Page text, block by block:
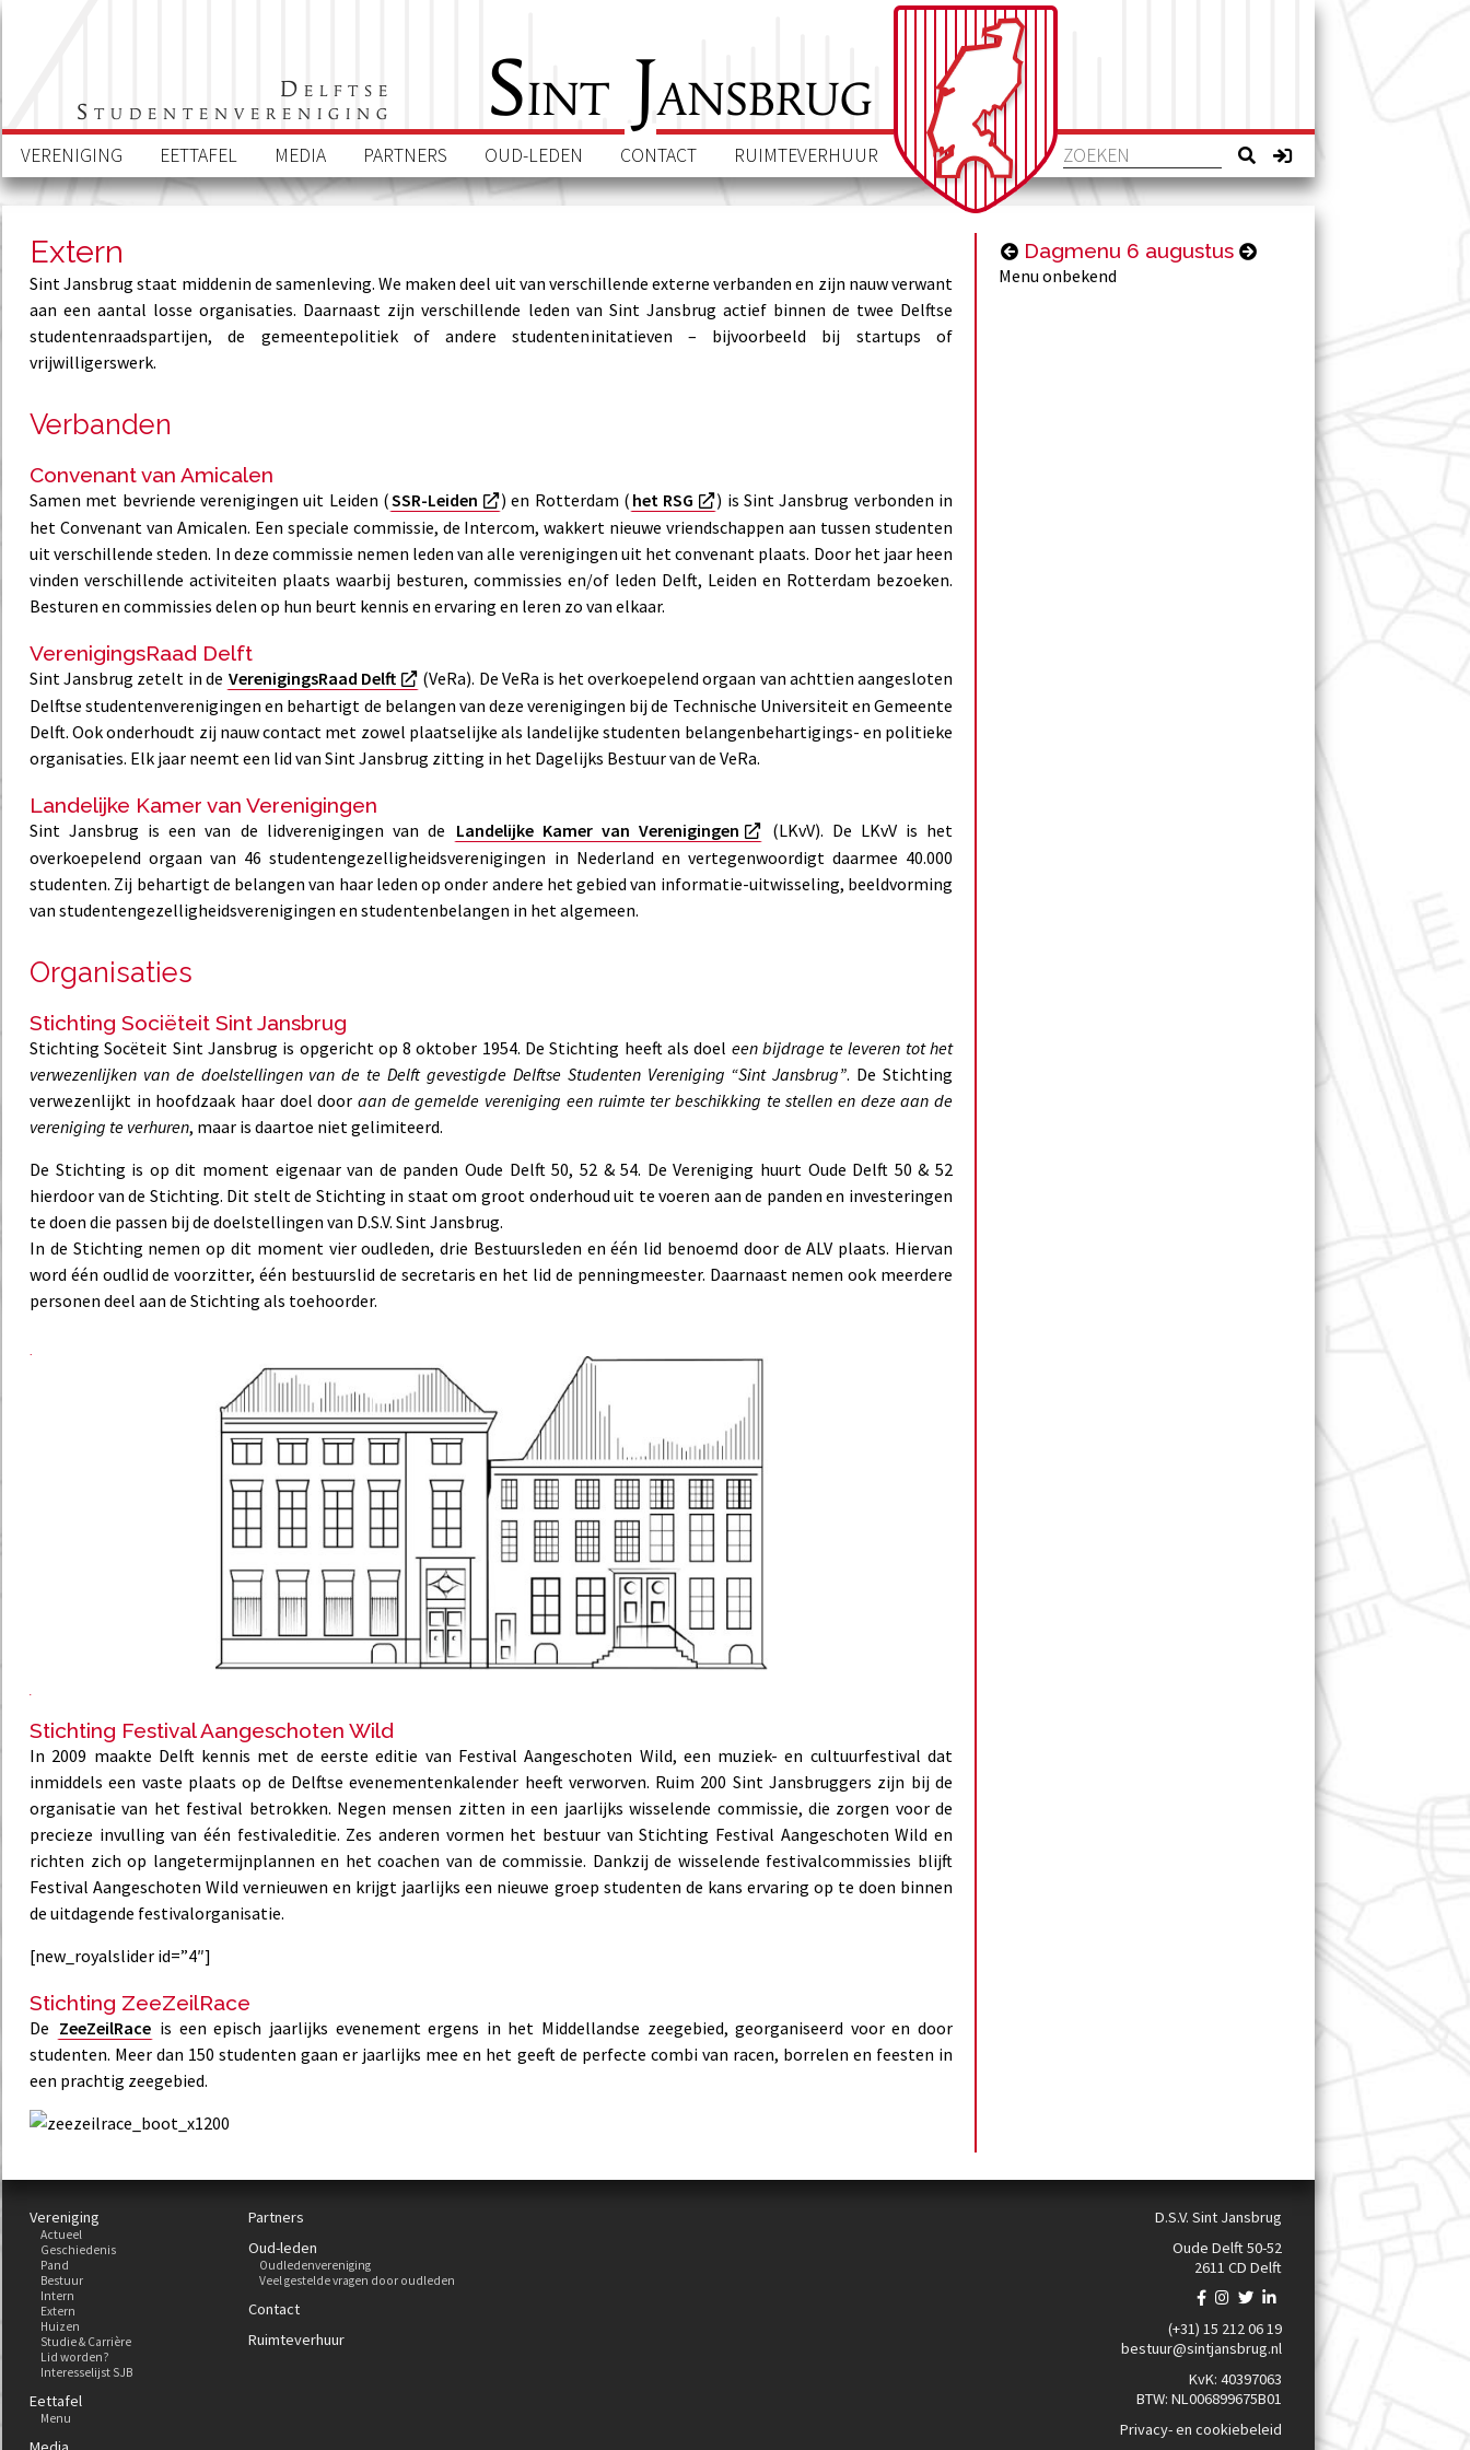
Delftse
Studentenvereniging
Sint Jansbrug
VERENIGING EETTAFEL MEDIA PARTNERS OUD-LEDEN CONTACT RUIMTEVERHUUR
Extern
Sint Jansbrug staat middenin de samenleving. We maken deel uit van verschillende externe verbanden en zijn nauw verwant
aan een aantal losse organisaties. Daarnaast zijn verschillende leden van Sint Jansbrug actief binnen de twee Delftse
studentenraadspartijen, de gemeentepolitiek of andere studenteninitatieven – bijvoorbeeld bij startups of
vrijwilligerswerk.
Verbanden
Convenant van Amicalen
Samen met bevriende verenigingen uit Leiden (SSR-Leiden ) en Rotterdam ( het RSG
) is Sint Jansbrug verbonden in
het Convenant van Amicalen. Een speciale commissie, de Intercom, wakkert nieuwe vriendschappen aan tussen studenten
uit verschillende steden. In deze commissie nemen leden van alle verenigingen uit het convenant plaats. Door het jaar heen
vinden verschillende activiteiten plaats waarbij besturen, commissies en/of leden Delft, Leiden en Rotterdam bezoeken.
Besturen en commissies delen op hun beurt kennis en ervaring en leren zo van elkaar.
VerenigingsRaad Delft
Sint Jansbrug zetelt in de VerenigingsRaad Delft
(VeRa). De VeRa is het overkoepelend orgaan van achttien aangesloten
Delftse studentenverenigingen en behartigt de belangen van deze verenigingen bij de Technische Universiteit en Gemeente
Delft. Ook onderhoudt zij nauw contact met zowel plaatselijke als landelijke studenten belangenbehartigings- en politieke
organisaties. Elk jaar neemt een lid van Sint Jansbrug zitting in het Dagelijks Bestuur van de VeRa.
Landelijke Kamer van Verenigingen
Sint Jansbrug is een van de lidverenigingen van de Landelijke Kamer van Verenigingen
(LKvV). De LKvV is het
overkoepelend orgaan van 46 studentengezelligheidsverenigingen in Nederland en vertegenwoordigt daarmee 40.000
studenten. Zij behartigt de belangen van haar leden op onder andere het gebied van informatie-uitwisseling, beeldvorming
van studentengezelligheidsverenigingen en studentenbelangen in het algemeen.
Organisaties
Stichting Sociëteit Sint Jansbrug
Stichting Socëteit Sint Jansbrug is opgericht op 8 oktober 1954. De Stichting heeft als doel een bijdrage te leveren tot het
verwezenlijken van de doelstellingen van de te Delft gevestigde Delftse Studenten Vereniging “Sint Jansbrug”. De Stichting
verwezenlijkt in hoofdzaak haar doel dooraan de gemelde vereniging een ruimte ter beschikking te stellen en deze aan de
vereniging te verhuren, maar is daartoe niet gelimiteerd.
De Stichting is op dit moment eigenaar van de panden Oude Delft 50, 52 & 54. De Vereniging huurt Oude Delft 50 & 52
hierdoor van de Stichting. Dit stelt de Stichting in staat om groot onderhoud uit te voeren aan de panden en investeringen
te doen die passen bij de doelstellingen van D.S.V. Sint Jansbrug.
In de Stichting nemen op dit moment vier oudleden, drie Bestuursleden en één lid benoemd door de ALV plaats. Hiervan
word één oudlid de voorzitter, één bestuurslid de secretaris en het lid de penningmeester. Daarnaast nemen ook meerdere
personen deel aan de Stichting als toehoorder.
Stichting Festival Aangeschoten Wild
In 2009 maakte Delft kennis met de eerste editie van Festival Aangeschoten Wild, een muziek- en cultuurfestival dat
inmiddels een vaste plaats op de Delftse evenementenkalender heeft verworven. Ruim 200 Sint Jansbruggers zijn bij de
organisatie van het festival betrokken. Negen mensen zitten in een jaarlijks wisselende commissie, die zorgen voor de
precieze invulling van één festivaleditie. Zes anderen vormen het bestuur van Stichting Festival Aangeschoten Wild en
richten zich op langetermijnplannen en het coachen van de commissie. Dankzij de wisselende festivalcommissies blijft
Festival Aangeschoten Wild vernieuwen en krijgt jaarlijks een nieuwe groep studenten de kans ervaring op te doen binnen
de uitdagende festivalorganisatie.
[new_royalslider id=”4″]
Stichting ZeeZeilRace
De ZeeZeilRace is een episch jaarlijks evenement ergens in het Middellandse zeegebied, georganiseerd voor en door
studenten. Meer dan 150 studenten gaan er jaarlijks mee en het geeft de perfecte combi van racen, borrelen en feesten in
een prachtig zeegebied.
Dagmenu 6 augustus
Menu onbekend
Vereniging
Actueel
Geschiedenis
Pand
Bestuur
Intern
Extern
Huizen
Studie & Carrière
Lid worden?
Interesselijst SJB
Eettafel
Menu
Partners
Oud-leden
Oudledenvereniging
Veel gestelde vragen door oudleden
Contact
Ruimteverhuur
D.S.V. Sint Jansbrug
Oude Delft 50-52
2611 CD Delft
(+31) 15 212 06 19
bestuur@sintjansbrug.nl
KvK: 40397063
BTW: NL006899675B01
Privacy- en cookiebeleid